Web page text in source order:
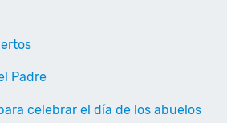
Padre
celebrar el día de los abuelos